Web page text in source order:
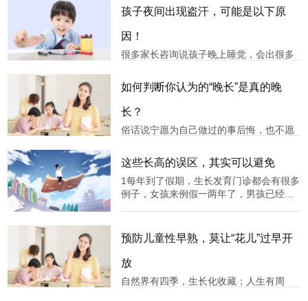
身高增长的，作为家长的我们又该怎么做
呢？一磨牙的原因出牙不适处于出牙期的
宝宝，尤其是在乳牙萌出时，因乳牙体
孩子夜间出现盗汗，可能是以下原
因！
很多家长咨询说孩子晚上睡觉，会出很多
因？夜间出汗分为生理性和病理性，两者
不同。01生理性出汗小儿的汗腺和神经系
统发育未成熟，交感神经兴奋性增高，而
且同时又处于生长发育期，机体的新陈代
谢十分旺盛，皮肤微血管分布多，含
如何判断你认为的“晚长”是真的晚
长？
俗话说宁愿为自己做过的事后悔，也不愿
苏萌治疗的女孩，在沟通过程中，听完妈
妈对孩子情况的哭诉，给我的感触挺深
的，孩子实际年龄11岁5个月，已经来例
假一年半了。在孩子7~8岁的时候就发现
这些长高的误区，其实可以避免
1每年到了假期，生长发育门诊都会有很多
例子，女孩来例假一两年了，男孩已经长
长。虽然很残忍，但医生们也只能如实相
告—“无力回天”。“如果小时候好好的进行
身高管理，是完全有可能达到理想
预防儿童性早熟，莫让“花儿”过早开
放
自然界有四季，生长化收藏；人生有周